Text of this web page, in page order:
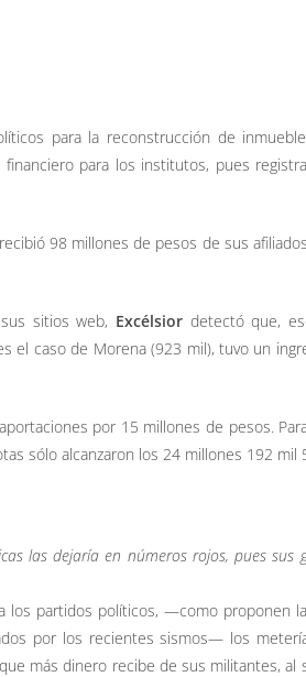
para la reconstrucción de
para los institutos, pues
98 millones de pesos de sus
sitios web, Excélsior detectó que,
el caso de Morena (923 mil), tuvo un
por 15 millones de pesos.
sólo alcanzaron los 24 millones 192 mil
las dejaría en números rojos, pues sus
partidos políticos, —como proponen
por los recientes sismos— los
más dinero recibe de sus militantes, al